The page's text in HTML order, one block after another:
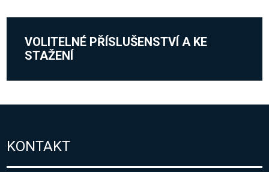
VOLITELNÉ PŘÍSLUŠENSTVÍ A KE
STAŽENÍ
KONTAKT